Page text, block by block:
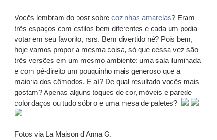
Vocês lembram do post sobre cozinhas amarelas? Eram
três espaços com estilos bem diferentes e cada um podia
votar em seu favorito, rsrs. Bem divertido né? Pois bem,
hoje vamos propor a mesma coisa, só que dessa vez são
três versões em um mesmo ambiente: uma sala iluminada
e com pé-direito um pouquinho mais generoso que a
maioria dos cômodos. E aí? De qual resultado vocês mais
gostam? Apenas alguns toques de cor, móveis e parede
coloridaços ou tudo sóbrio e uma mesa de paletes?
Fotos via La Maison d'Anna G.